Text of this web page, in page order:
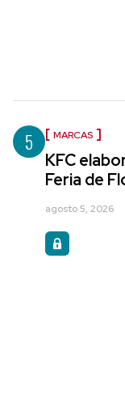
5 MARCAS
KFC
Feria de
agosto 5, 2026